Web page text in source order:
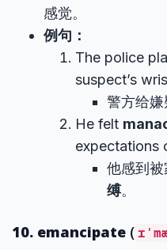
感觉。
例句：
The police
suspect’s
警方给
He felt
expectations
他感到
缚。
10. emancipate (